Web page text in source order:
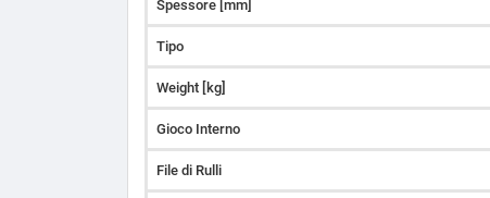
Spessore [mm]
Tipo
Weight [kg]
Gioco Interno
File di Rulli